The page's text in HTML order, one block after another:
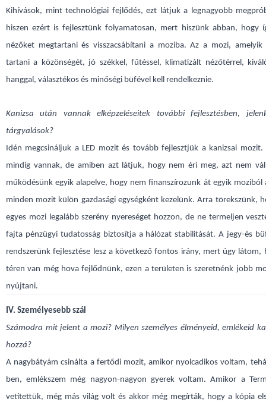
Kihívások, mint technológiai fejlődés, ezt látjuk a legnagyobb
hiszen ezért is fejlesztünk folyamatosan, mert hiszünk abban, hogy
nézőket megtartani és visszacsábítani a moziba. Az a mozi, amelyik
tartani a közönségét, jó székkel, fűtéssel, klimatizált nézőtérrel,
hanggal, választékos és minőségi büfével kell rendelkeznie.
Kanizsa után vannak elképzeléseitek további fejlesztésben,
tárgyalások?
Idén megcsináljuk a LED mozit és tovább fejlesztjük a kanizsai mozit.
mindig vannak, de amiben azt látjuk, hogy nem éri meg, azt nem
működésünk egyik alapelve, hogy nem finanszírozunk át egyik moziból
minden mozit külön gazdasági egységként kezelünk. Arra törekszünk,
egyes mozi legalább szerény nyereséget hozzon, de ne termeljen
fajta pénzügyi tudatosság biztosítja a hálózat stabilitását. A jegy-és
rendszerünk fejlesztése lesz a következő fontos irány, mert úgy látom,
téren van még hova fejlődnünk, ezen a területen is szeretnénk jobb
nyújtani.
IV. Személyesebb szál
Számodra mit jelent a mozi? Milyen személyes élményeid, emlékeid
hozzá?
A nagybátyám csinálta a fertődi mozit, amikor nyolcadikos voltam,
ben, emlékszem még nagyon-nagyon gyerek voltam. Amikor a
vetítettük, még más világ volt és akkor még megírták, hogy a kópia